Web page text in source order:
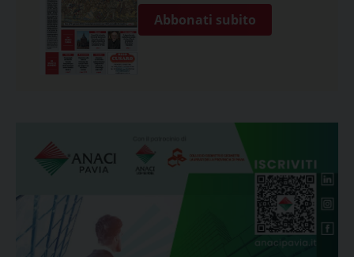
Abbonati subito